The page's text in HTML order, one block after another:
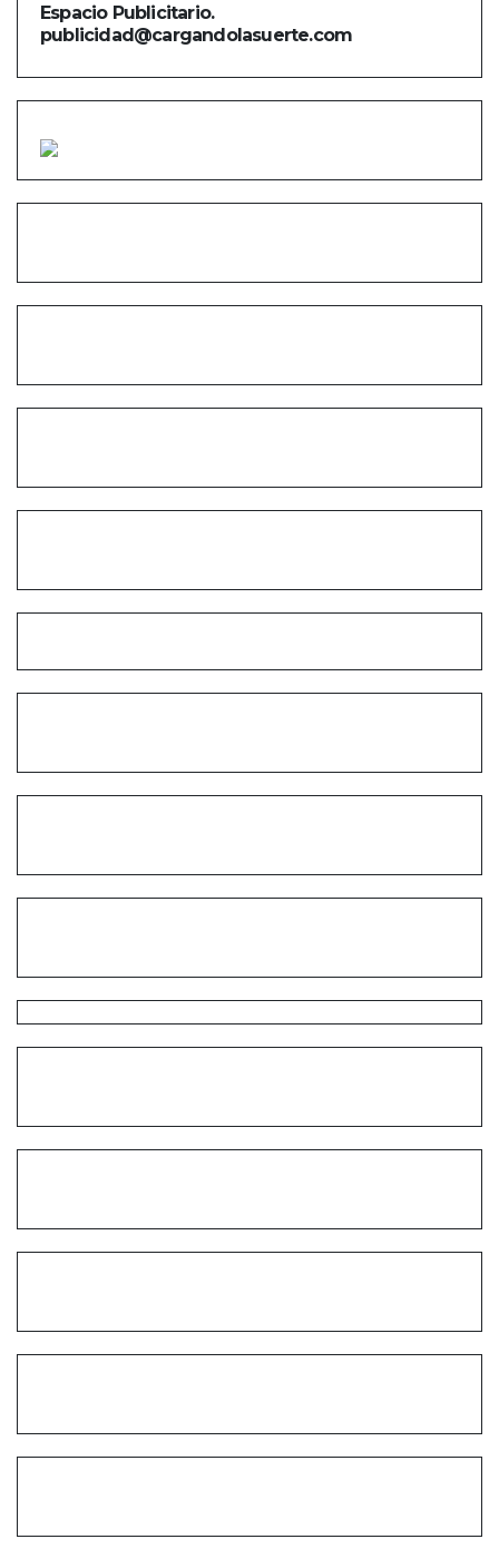
Espacio Publicitario.
publicidad@cargandolasuerte.com